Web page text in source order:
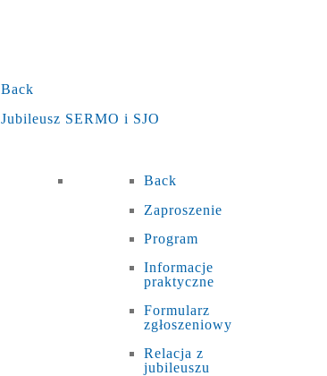
Back
Jubileusz SERMO i SJO
Back
Zaproszenie
Program
Informacje
praktyczne
Formularz
zgłoszeniowy
Relacja z
jubileuszu